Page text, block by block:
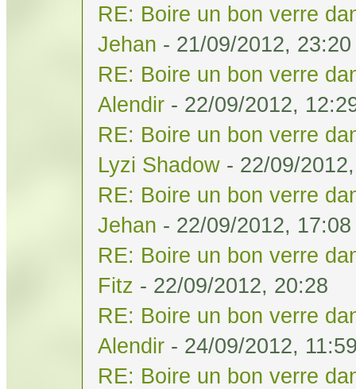
RE: Boire un bon verre
Jehan - 21/09/2012, 23:20
RE: Boire un bon verre
Alendir - 22/09/2012,
RE: Boire un bon verre
Lyzi Shadow - 22/09/
RE: Boire un bon verre
Jehan - 22/09/2012, 17:08
RE: Boire un bon verre
Fitz - 22/09/2012, 20:28
RE: Boire un bon verre
Alendir - 24/09/2012,
RE: Boire un bon verre